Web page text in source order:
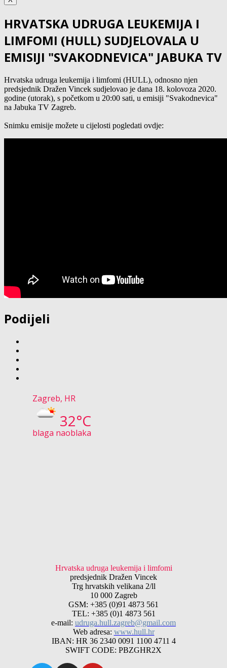
HRVATSKA UDRUGA LEUKEMIJA I
LIMFOMI (HULL) SUDJELOVALA U
EMISIJI "SVAKODNEVICA" JABUKA TV
Hrvatska udruga leukemija i limfomi (HULL), odnosno njen
predsjednik Dražen Vincek sudjelovao je dana 18. kolovoza 2020.
godine (utorak), s početkom u 20:00 sati, u emisiji "Svakodnevica"
na Jabuka TV Zagreb.
Snimku emisije možete u cijelosti pogledati ovdje:
Podijeli
Zagreb, HR
32°C
blaga naoblaka
Hrvatska udruga leukemija i limfomi
predsjednik Dražen Vincek
Trg hrvatskih velikana 2/ll
10 000 Zagreb
GSM: +385 (0)91 4873 561
TEL: +385 (0)1 4873 561
e-mail: udruga.hull.zagreb@gmail.com
Web adresa: www.hull.hr
IBAN: HR 36 2340 0091 1100 4711 4
SWIFT CODE: PBZGHR2X